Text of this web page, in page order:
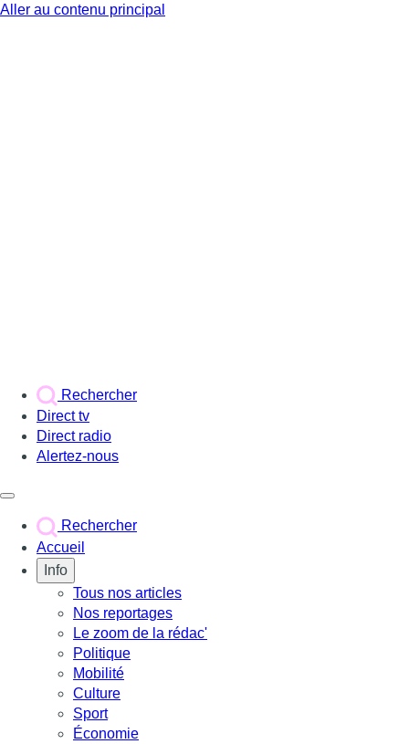
Aller au contenu principal
Rechercher
Direct tv
Direct radio
Alertez-nous
Rechercher
Accueil
Info
Tous nos articles
Nos reportages
Le zoom de la rédac'
Politique
Mobilité
Culture
Sport
Économie